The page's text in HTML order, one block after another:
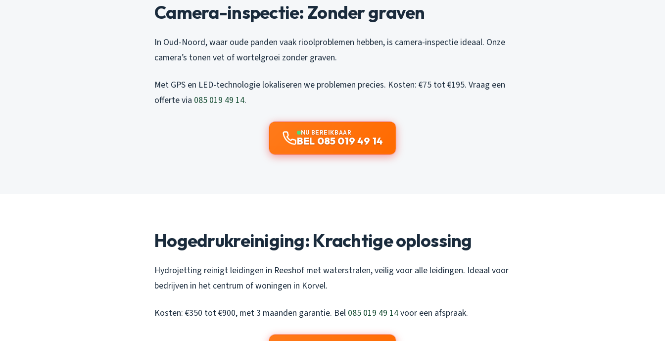
Camera-inspectie: Zonder graven
In Oud-Noord, waar oude panden vaak rioolproblemen hebben, is camera-inspectie ideaal. Onze
camera’s tonen vet of wortelgroei zonder graven.
Met GPS en LED-technologie lokaliseren we problemen precies. Kosten: €75 tot €195. Vraag een
offerte via 085 019 49 14.
NU BEREIKBAAR
BEL 085 019 49 14
Hogedrukreiniging: Krachtige oplossing
Hydrojetting reinigt leidingen in Reeshof met waterstralen, veilig voor alle leidingen. Ideaal voor
bedrijven in het centrum of woningen in Korvel.
Kosten: €350 tot €900, met 3 maanden garantie. Bel 085 019 49 14voor een afspraak.